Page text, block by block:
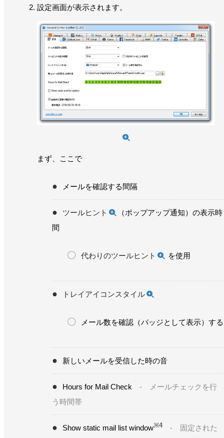
設定画面が表示されます。
まず、ここで
メールを確認する間隔
ツールヒント
（ポップアップ通知）の表示時
間
代わりのツールヒント を使用
トレイアイコンスタイル
メール数を確認（バッジとして表示）する
新しいメールを受信した時の音
Hours for Mail Check - メールチェックを行
う時間帯
Show static mail list window※4
- 固定された